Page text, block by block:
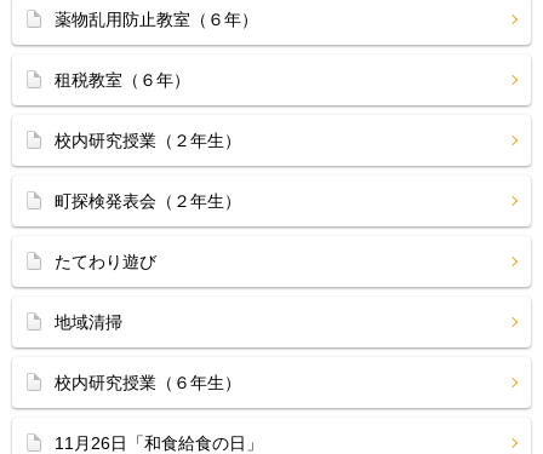
薬物乱用防止教室（６年）
租税教室（６年）
校内研究授業（２年生）
町探検発表会（２年生）
たてわり遊び
地域清掃
校内研究授業（６年生）
11月26日「和食給食の日」